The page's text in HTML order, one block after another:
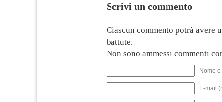
Scrivi un commento
Ciascun commento potrà avere
battute.
Non sono ammessi commenti
Nome
E-mail